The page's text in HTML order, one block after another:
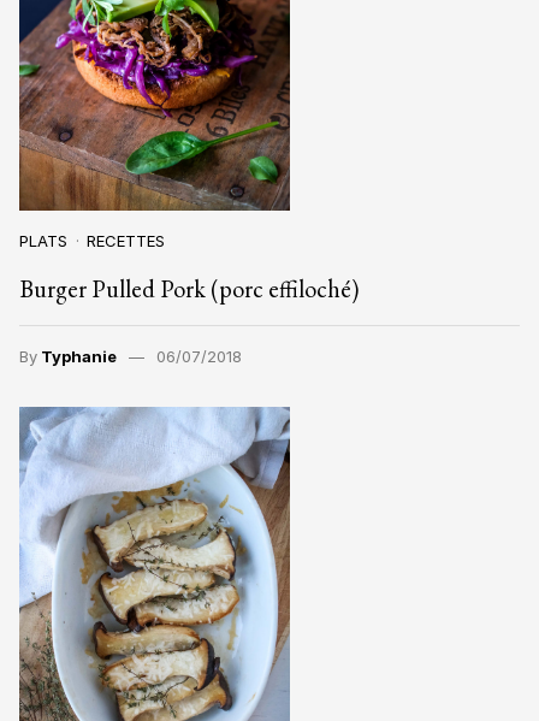
PLATS RECETTES
Burger Pulled Pork (porc effiloché)
By Typhanie 06/07/2018